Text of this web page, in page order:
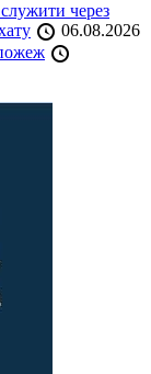
через
06.08.2026